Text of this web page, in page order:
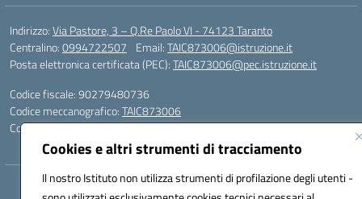
Cookies e altri strumenti di tracciamento
Il nostro Istituto non utilizza strumenti di profilazione degli utenti -
Indirizzo:Via Pastore, 3 – Q.Re Paolo VI - 74123 Taranto
Centralino:0994722507 Email:TAIC873006@istruzione.it
Posta elettronica certificata (PEC):TAIC873006@pec.istruzione.it
Codice fiscale: 90279480736
Codice meccanografico:TAIC873006
Codice unico di fatturazione (CUF): 488XBQ
Hosting & Powered by 3D Solution S.r.l.